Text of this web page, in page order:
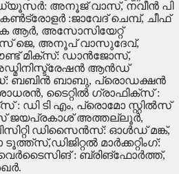
അനൂജ് വാസ്, നവീൻ പി
:ജാവേദ് ചെമ്പ്, ചീഫ്
ആർ, അസോസിയേറ്റ്
ജെ, അനൂപ് വാസുദേവ്,
മിക്സ്: ഡാൻജോസ്,
ആൻഡ്
ബബിൻ ബാബു, പ്രൊഡക്ഷൻ
ടൈറ്റിൽ ഗ്രാഫിക്സ് :
ഡി ടി എം, പ്രൊമോ സ്റ്റിൽസ്
ജയപ്രകാശ് അത്തല്ലൂർ,
ഡിസൈൻസ്: ഓൾഡ് മങ്ക്,
മാർക്കറ്റിംഗ്:
: ബ്രിങ്ഫോർത്ത്,